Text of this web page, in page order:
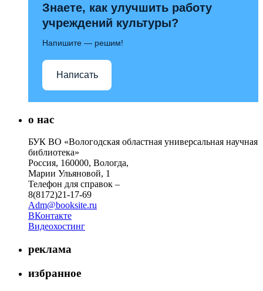
Знаете, как улучшить работу
учреждений культуры?
Напишите — решим!
Написать
о нас
БУК ВО «Вологодская областная универсальная научная
библиотека»
Россия, 160000, Вологда,
Марии Ульяновой, 1
Телефон для справок –
8(8172)21-17-69
Adm@booksite.ru
ВКонтакте
Видеохостинг
реклама
избранное